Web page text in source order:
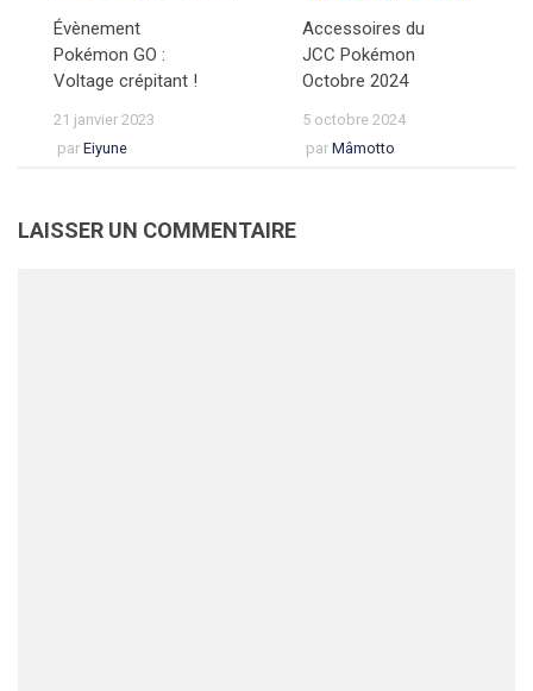
Évènement
Pokémon GO :
Voltage crépitant !
21 janvier 2023
par Eiyune
Accessoires du
JCC Pokémon
Octobre 2024
5 octobre 2024
par Mâmotto
LAISSER UN COMMENTAIRE